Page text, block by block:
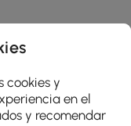
cookies y
en el
y recomendar